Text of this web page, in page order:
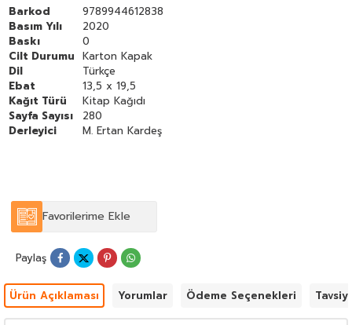
Bu kitap aynı zamanda politik eylemi ve koşullarını filozofla
felsefeyle ilişkisi çerçevesinde anlama çabasıdır. Politik eylem ne
tözsel bir hakikatçilik çabasıyla anlaşılabilir ne de "her şey olur"
ve "her şeye izin vardır" diyen rölativist bir zihniyete kurban
edilebilir. Politik felsefe sadece politik şeyler üzerine bir
soyutlama pratiği değildir; aksine politik şeylerin mantığının
kurulmasına ya da bozulmasına ilişkin bir şantiyedir.
Barkod
9789944612838
Basım Yılı
2020
Baskı
0
Cilt Durumu Karton Kapak
Dil
Türkçe
Ebat
13,5 x 19,5
Kağıt Türü
Kitap Kağıdı
Sayfa Sayısı
280
Derleyici
M. Ertan Kardeş
Favorilerime Ekle
Paylaş
Ürün Açıklaması Yorumlar Ödeme Seçenekleri